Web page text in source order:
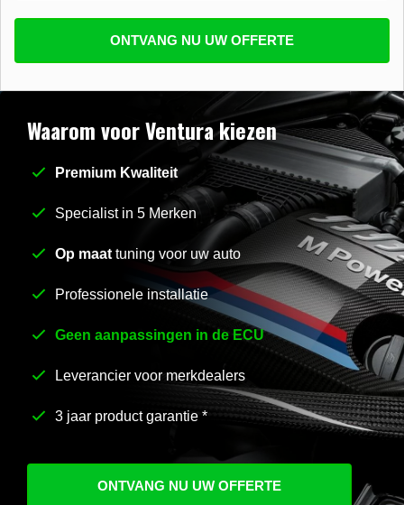
Stel uw vraag*
ONTVANG NU UW OFFERTE
Waarom voor Ventura kiezen
Premium Kwaliteit
Specialist in 5 Merken
Op maat tuning voor uw auto
Professionele installatie
Geen aanpassingen in de ECU
Leverancier voor merkdealers
3 jaar product garantie *
ONTVANG NU UW OFFERTE